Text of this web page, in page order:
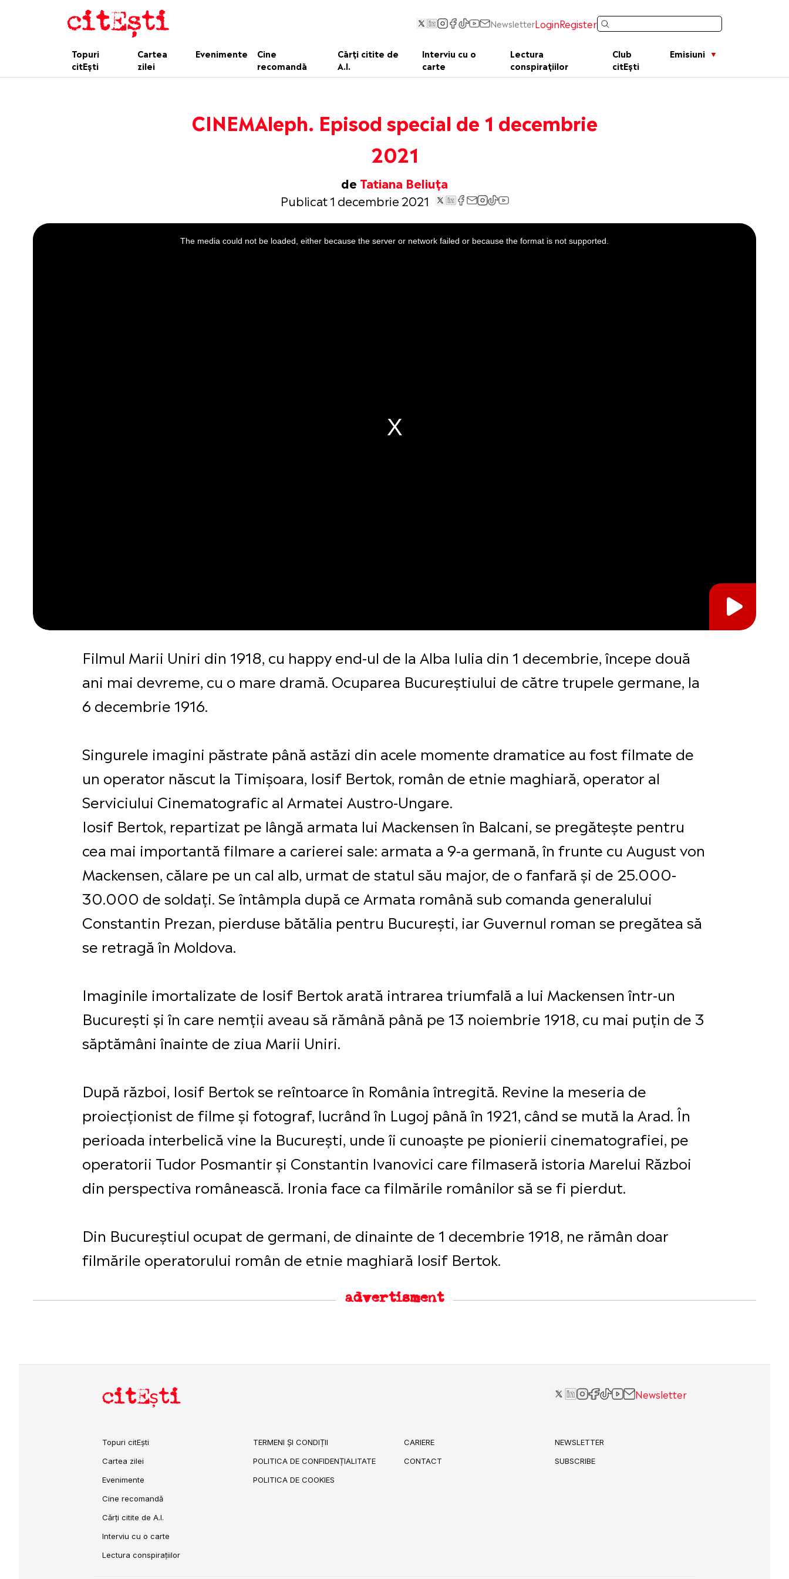
NewsletterLoginRegister
Topuri
citEști
Cartea
zilei
Evenimente
Cine
recomandă
Cărți citite de
A.I.
Interviu cu o
carte
Lectura
conspirațiilor
Club
citEști
Emisiuni
CINEMAleph. Episod special de 1 decembrie
2021
de Tatiana Beliuța
Publicat 1 decembrie 2021
This
is
a
The media could not be loaded, either because the server or network failed or because the format is not supported.
Filmul Marii Uniri din 1918, cu happy end-ul de la Alba Iulia din 1 decembrie, începe două
ani mai devreme, cu o mare dramă. Ocuparea Bucureștiului de către trupele germane, la
6 decembrie 1916.
Singurele imagini păstrate până astăzi din acele momente dramatice au fost filmate de
un operator născut la Timișoara, Iosif Bertok, român de etnie maghiară, operator al
Serviciului Cinematografic al Armatei Austro-Ungare.
Iosif Bertok, repartizat pe lângă armata lui Mackensen în Balcani, se pregătește pentru
cea mai importantă filmare a carierei sale: armata a 9-a germană, în frunte cu August von
Mackensen, călare pe un cal alb, urmat de statul său major, de o fanfară și de 25.000-
30.000 de soldați. Se întâmpla după ce Armata română sub comanda generalului
Constantin Prezan, pierduse bătălia pentru București, iar Guvernul roman se pregătea să
se retragă în Moldova.
Imaginile imortalizate de Iosif Bertok arată intrarea triumfală a lui Mackensen într-un
București și în care nemții aveau să rămână până pe 13 noiembrie 1918, cu mai puțin de 3
săptămâni înainte de ziua Marii Uniri.
După război, Iosif Bertok se reîntoarce în România întregită. Revine la meseria de
proiecționist de filme și fotograf, lucrând în Lugoj până în 1921, când se mută la Arad. În
perioada interbelică vine la București, unde îi cunoaște pe pionierii cinematografiei, pe
operatorii Tudor Posmantir și Constantin Ivanovici care filmaseră istoria Marelui Război
din perspectiva românească. Ironia face ca filmările românilor să se fi pierdut.
Din Bucureștiul ocupat de germani, de dinainte de 1 decembrie 1918, ne rămân doar
filmările operatorului român de etnie maghiară Iosif Bertok.
advertisment
citEști Newsletter
Topuri citEști
Cartea zilei
Evenimente
Cine recomandă
Cărți citite de A.I.
Interviu cu o carte
Lectura conspirațiilor
TERMENI ȘI CONDIȚII
POLITICA DE CONFIDENȚIALITATE
POLITICA DE COOKIES
CARIERE
CONTACT
NEWSLETTER
SUBSCRIBE